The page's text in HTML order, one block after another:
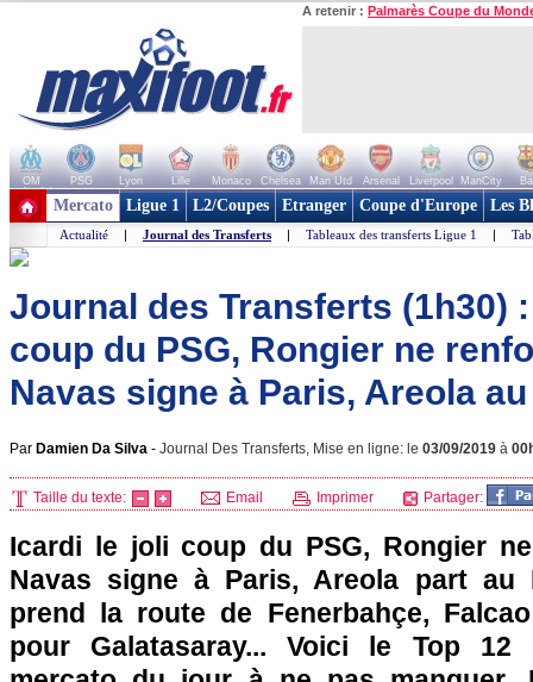
A retenir : Palmarès Coupe du
OM PSG Lyon Lille Monaco Chelsea Man Utd Arsenal Liverpool ManCity
+ de clubs
Mercato Ligue 1 L2/Coupes Etranger Coupe d'Europe Les
Actualité | Journal des Transferts | Tableaux des transferts Ligue 1 |
Journal des Transferts (1h30)
coup du PSG, Rongier ne
Navas signe à Paris, Areola au
Par Damien Da Silva - Journal Des Transferts, Mise en ligne: le 03/09/2019 à
Taille du texte: Email Imprimer Partager:
Icardi le joli coup du PSG, Rongier
Navas signe à Paris, Areola part au
prend la route de Fenerbahçe,
pour Galatasaray... Voici le Top